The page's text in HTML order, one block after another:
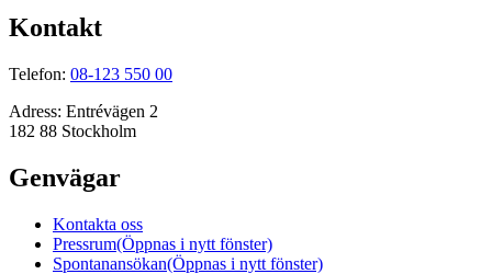
Kontakt
Telefon: 08-123 550 00
Adress: Entrévägen 2
182 88 Stockholm
Genvägar
Kontakta oss
Pressrum(Öppnas i nytt fönster)
Spontanansökan(Öppnas i nytt fönster)